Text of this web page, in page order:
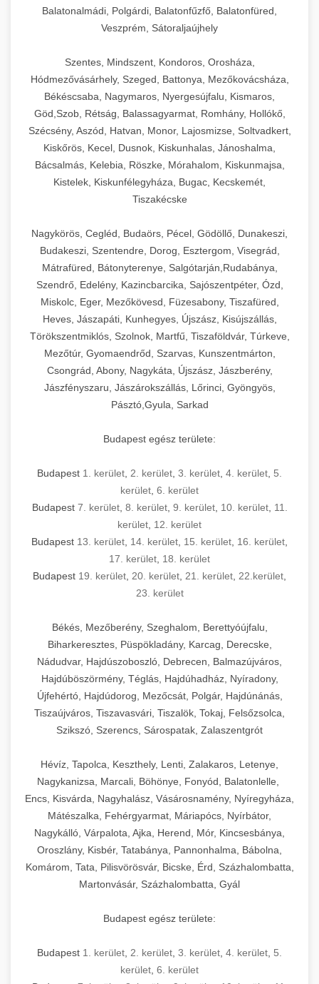
Balatonalmádi, Polgárdi, Balatonfűzfő, Balatonfüred,
Veszprém, Sátoraljaújhely
Szentes, Mindszent, Kondoros, Orosháza,
Hódmezővásárhely, Szeged, Battonya, Mezőkovácsháza,
Békéscsaba, Nagymaros, Nyergesújfalu, Kismaros,
Göd,Szob, Rétság, Balassagyarmat, Romhány, Hollókő,
Szécsény, Aszód, Hatvan, Monor, Lajosmizse, Soltvadkert,
Kiskőrös, Kecel, Dusnok, Kiskunhalas, Jánoshalma,
Bácsalmás, Kelebia, Röszke, Mórahalom, Kiskunmajsa,
Kistelek, Kiskunfélegyháza, Bugac, Kecskemét,
Tiszakécske
Nagykörös, Cegléd, Budaörs, Pécel, Gödöllő, Dunakeszi,
Budakeszi, Szentendre, Dorog, Esztergom, Visegrád,
Mátrafüred, Bátonyterenye, Salgótarján,Rudabánya,
Szendrő, Edelény, Kazincbarcika, Sajószentpéter, Ózd,
Miskolc, Eger, Mezőkövesd, Füzesabony, Tiszafüred,
Heves, Jászapáti, Kunhegyes, Újszász, Kisújszállás,
Törökszentmiklós, Szolnok, Martfű, Tiszaföldvár, Túrkeve,
Mezőtúr, Gyomaendrőd, Szarvas, Kunszentmárton,
Csongrád, Abony, Nagykáta, Újszász, Jászberény,
Jászfényszaru, Jászárokszállás, Lőrinci, Gyöngyös,
Pásztó,Gyula, Sarkad
Budapest egész területe:
Budapest 1. kerület 2. kerület 3. kerület 4. kerület 5.
kerület 6. kerület
Budapest 7. kerület, 8. kerület, 9. kerület, 10. kerület, 11.
kerület 12. kerület
Budapest 13. kerület 14. kerület 15. kerület 16. kerület
17. kerület 18. kerület
Budapest 19. kerület 20. kerület 21. kerület 22.kerület
23. kerület
Békés, Mezőberény, Szeghalom, Berettyóújfalu,
Biharkeresztes, Püspökladány, Karcag, Derecske,
Nádudvar, Hajdúszoboszló, Debrecen, Balmazújváros,
Hajdúböszörmény, Téglás, Hajdúhadház, Nyíradony,
Újfehértó, Hajdúdorog, Mezőcsát, Polgár, Hajdúnánás,
Tiszaújváros, Tiszavasvári, Tiszalök, Tokaj, Felsőzsolca,
Szikszó, Szerencs, Sárospatak, Zalaszentgrót
Hévíz, Tapolca, Keszthely, Lenti, Zalakaros, Letenye,
Nagykanizsa, Marcali, Böhönye, Fonyód, Balatonlelle,
Encs, Kisvárda, Nagyhalász, Vásárosnamény, Nyíregyháza,
Mátészalka, Fehérgyarmat, Máriapócs, Nyírbátor,
Nagykálló, Várpalota, Ajka, Herend, Mór, Kincsesbánya,
Oroszlány, Kisbér, Tatabánya, Pannonhalma, Bábolna,
Komárom, Tata, Pilisvörösvár, Bicske, Érd, Százhalombatta,
Martonvásár, Százhalombatta, Gyál
Budapest egész területe:
Budapest 1. kerület 2. kerület 3. kerület 4. kerület 5.
kerület 6. kerület